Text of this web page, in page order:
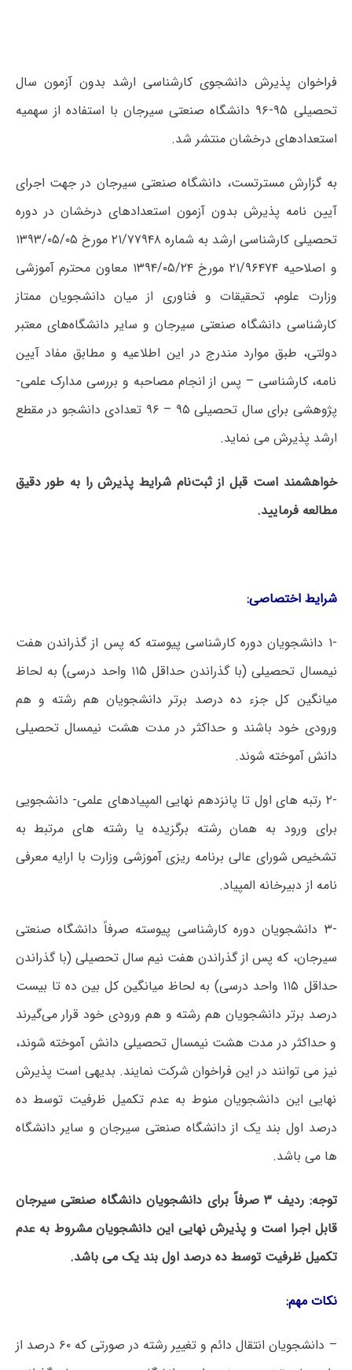
فراخوان پذیرش دانشجوی کارشناسی ارشد بدون آزمون سال
تحصیلی ۹۵-۹۶ دانشگاه صنعتی سیرجان با استفاده از سهمیه
استعدادهای درخشان منتشر شد.
به گزارش مسترتست، دانشگاه صنعتی سیرجان در جهت اجرای
آیین نامه پذیرش بدون آزمون استعدادهای درخشان در دوره
تحصیلی کارشناسی ارشد به شماره ۲۱/۷۷۹۴۸ مورخ ۱۳۹۳/۰۵/۰۵
و اصلاحیه ۲۱/۹۶۴۷۴ مورخ ۱۳۹۴/۰۵/۲۴ معاون محترم آموزشی
وزارت علوم، تحقیقات و فناوری از میان دانشجویان ممتاز
کارشناسی دانشگاه صنعتی سیرجان و سایر دانشگاه‌های معتبر
دولتی، طبق موارد مندرج در این اطلاعیه و مطابق مفاد آیین
نامه، کارشناسی – پس از انجام مصاحبه و بررسی مدارک علمی-
پژوهشی برای سال تحصیلی ۹۵ – ۹۶ تعدادی دانشجو در مقطع
ارشد پذیرش می نماید.
خواهشمند است قبل از ثبت‌نام شرایط پذیرش را به طور دقیق
مطالعه فرمایید.
شرایط اختصاصی:
-۱ دانشجویان دوره کارشناسی پیوسته که پس از گذراندن هفت
نیمسال تحصیلی (با گذراندن حداقل ۱۱۵ واحد درسی) به لحاظ
میانگین کل جزء ده درصد برتر دانشجویان هم رشته و هم
ورودی خود باشند و حداکثر در مدت هشت نیمسال تحصیلی
دانش آموخته شوند.
-۲ رتبه های اول تا پانزدهم نهایی المپیادهای علمی- دانشجویی
برای ورود به همان رشته برگزیده یا رشته های مرتبط به
تشخیص شورای عالی برنامه ریزی آموزشی وزارت با ارایه معرفی
نامه از دبیرخانه المپیاد.
-۳ دانشجویان دوره کارشناسی پیوسته صرفاً دانشگاه صنعتی
سیرجان، که پس از گذراندن هفت نیم سال تحصیلی (با گذراندن
حداقل ۱۱۵ واحد درسی) به لحاظ میانگین کل بین ده تا بیست
درصد برتر دانشجویان هم رشته و هم ورودی خود قرار می‌گیرند
و حداکثر در مدت هشت نیمسال تحصیلی دانش آموخته شوند،
نیز می توانند در این فراخوان شرکت نمایند. بدیهی است پذیرش
نهایی این دانشجویان منوط به عدم تکمیل ظرفیت توسط ده
درصد اول بند یک از دانشگاه صنعتی سیرجان و سایر دانشگاه
ها می باشد.
توجه: ردیف ۳ صرفاً برای دانشجویان دانشگاه صنعتی سیرجان
قابل اجرا است و پذیرش نهایی این دانشجویان مشروط به عدم
تکمیل ظرفیت توسط ده درصد اول بند یک می باشد.
نکات مهم:
– دانشجویان انتقال دائم و تغییر رشته در صورتی که ۶۰ درصد از